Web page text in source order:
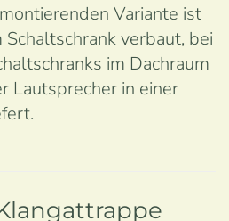
Variante ist
verbaut, bei
im Dachraum
Lautsprecher in einer